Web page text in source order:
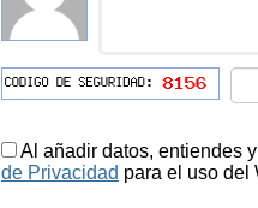
Al añadir datos, entiendes
de Privacidad para el uso del